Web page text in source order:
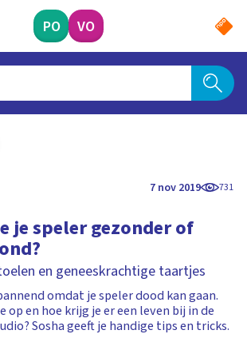
PO VO
7 nov 2019 731
je speler gezonder of
en geneeskrachtige taartjes
omdat je speler dood kan gaan.
op en hoe krijg je er een leven bij in de
Sosha geeft je handige tips en tricks.